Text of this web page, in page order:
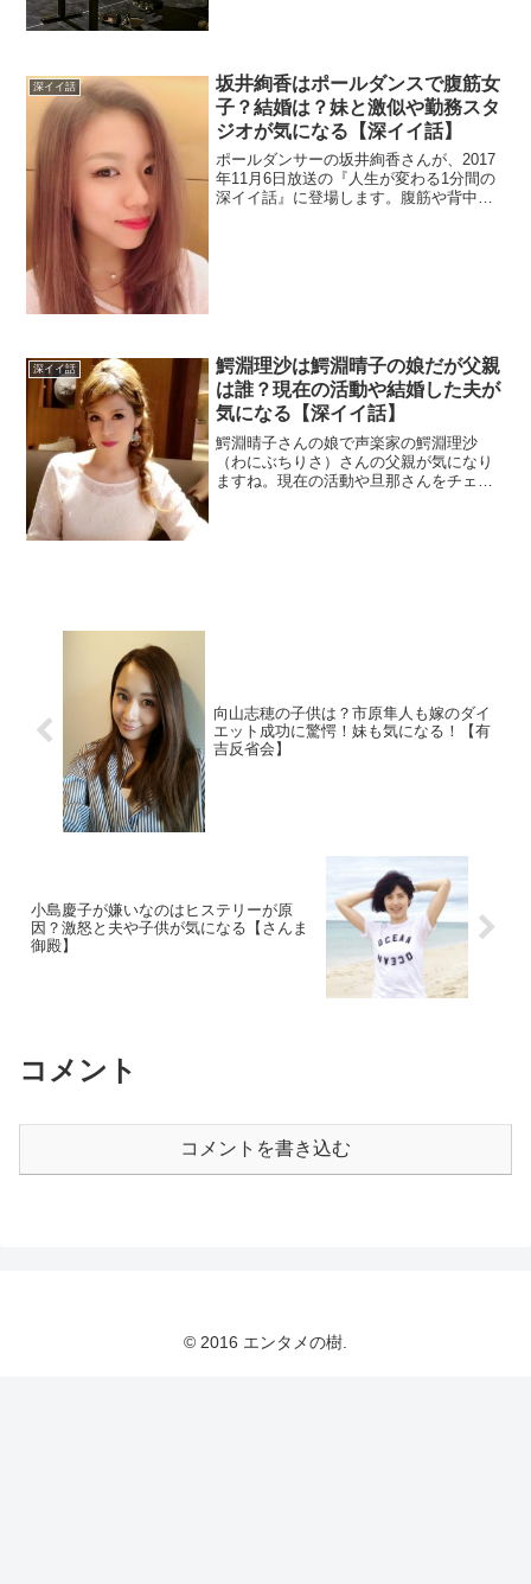
深イイ話
坂井絢香はポールダンスで腹筋女
子？結婚は？妹と激似や勤務スタ
ジオが気になる【深イイ話】
ポールダンサーの坂井絢香さんが、2017
年11月6日放送の『人生が変わる1分間の
深イイ話』に登場します。腹筋や背中の
深イイ話
鰐淵理沙は鰐淵晴子の娘だが父親
は誰？現在の活動や結婚した夫が
気になる【深イイ話】
鰐淵晴子さんの娘で声楽家の鰐淵理沙
（わにぶちりさ）さんの父親が気になり
ますね。現在の活動や旦那さんをチェッ
向山志穂の子供は？市原隼人も嫁のダイ
エット成功に驚愕！妹も気になる！【有
吉反省会】
小島慶子が嫌いなのはヒステリーが原
因？激怒と夫や子供が気になる【さんま
御殿】
コメント
コメントを書き込む
© 2016 エンタメの樹.